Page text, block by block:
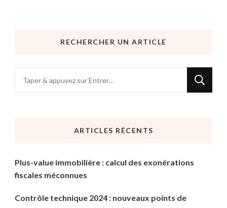
RECHERCHER UN ARTICLE
recherchiez
ARTICLES RÉCENTS
Plus-value immobilière : calcul des exonérations
fiscales méconnues
Contrôle technique 2024 : nouveaux points de